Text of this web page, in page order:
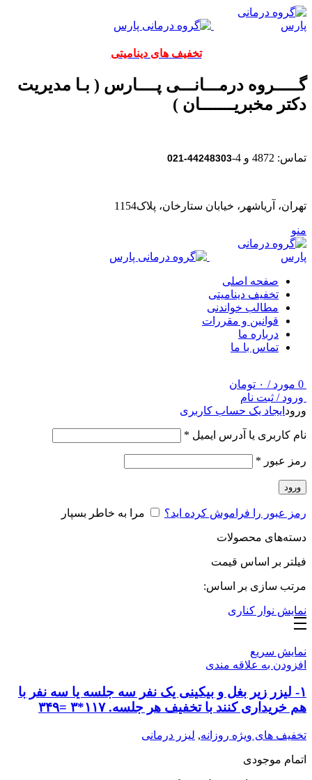
تخفیف های دینامیتی
گـــــروه درمـــانـــی پــــارس ( بـا مدیریت
دکتر مخبریـــــــان )
تماس: 4872 و 4- 44248303-021
تهران، آریاشهر، خیابان ستارخان، پلاک1154
منو
صفحه اصلی
تخفیف دینامیتی
مطالب خواندنی
قوانین و مقررات
درباره ما
تماس با ما
0 مورد / ۰ تومان
ورود / ثبت نام
ورود ایجاد یک حساب کاربری
نام کاربری یا آدرس ایمیل *
رمز عبور *
ورود
رمز عبور را فراموش کرده اید؟ مرا به خاطر بسپار
دسته‌های محصولات
فیلتر بر اساس قیمت
مرتب سازی بر اساس:
نمایش نوار کناری
نمایش سریع
افزودن به علاقه مندی
۱- لیزر زیر بغل و بیکینی یک نفر سه جلسه یا سه نفر با
هم خریداری کنند با تخفیف هر جلسه. ١١٧*٣ =٣۴٩
تخفیف های ویژه روزانه, لیزر درمانی
اتمام موجودی